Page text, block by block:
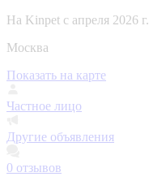
На Kinpet c апреля 2026 г.
Москва
Показать на карте
Частное лицо
Другие объявления
0 отзывов